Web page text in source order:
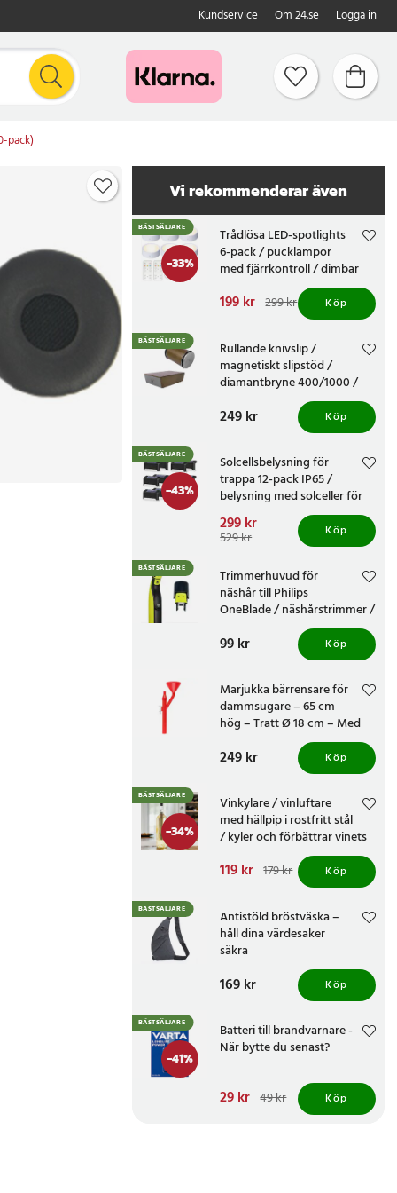
Kundservice Om 24.se Logga in
pack)
Vi rekommenderar även
-33%
BÄSTSÄLJARE
Trådlösa LED-spotlights
6-pack / pucklampor
med fjärrkontroll / dimbar
Nuvarande pris
Tidigare pris 299 kr
199 kr 299 kr Köp
BÄSTSÄLJARE
Rullande knivslip /
magnetiskt slipstöd /
diamantbryne 400/1000 /
knivvässare med fasta
vinklar
Pris:249 kr
249 kr Köp
-43%
BÄSTSÄLJARE
Solcellsbelysning för
trappa 12-pack IP65 /
belysning med solceller för
altan och staket /
trappbelysning
Nuvarande pris:
299 krTidigare pris :529 kr
299 kr
529 kr Köp
BÄSTSÄLJARE
Trimmerhuvud för
näshår till Philips
OneBlade / näshårstrimmer /
nästrimmerhuvud
Pris:99 kr
99 kr Köp
Marjukka bärrensare för
dammsugare – 65 cm
hög – Tratt Ø 18 cm – Med
två munstycken
Pris:249 kr
249 kr Köp
-34%
BÄSTSÄLJARE
Vinkylare / vinluftare
med hällpip i rostfritt stål
/ kyler och förbättrar vinets
Nuvarande pris
Tidigare pris 179 kr
119 kr 179 kr Köp
BÄSTSÄLJARE
Antistöld bröstväska –
håll dina värdesaker
säkra
Pris :169 kr
169 kr Köp
-41%
BÄSTSÄLJARE
Batteri till brandvarnare -
När bytte du senast?
Nuvarande pris
Tidigare pris 49 kr
29 kr 49 kr Köp